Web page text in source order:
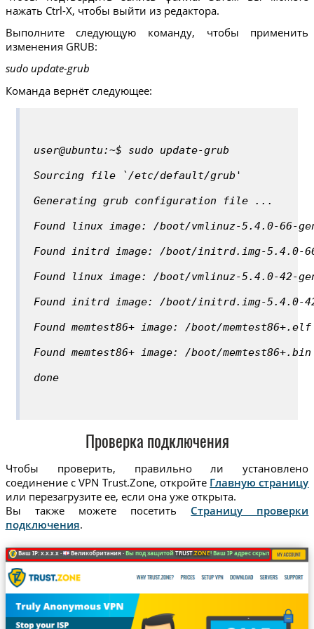
нажать Ctrl-X, чтобы выйти из редактора.
Выполните следующую команду, чтобы применить
изменения GRUB:
sudo update-grub
Команда вернёт следующее:
user@ubuntu:~$ sudo update-grub
Sourcing file `/etc/default/grub'
Generating grub configuration file ...
Found linux image: /boot/vmlinuz-5.4.0-66-
Found initrd image: /boot/initrd.img-5.4.0-
Found linux image: /boot/vmlinuz-5.4.0-42-
Found initrd image: /boot/initrd.img-5.4.0-
Found memtest86+ image: /boot/memtest86+.elf
Found memtest86+ image: /boot/memtest86+.bin
done
Проверка подключения
Чтобы проверить, правильно ли установлено
соединение с VPN Trust.Zone, откройте Главную страницу
или перезагрузите ее, если она уже открыта.
Вы также можете посетить Страницу проверки
подключения.
Ваш IP: x.x.x.x · Великобритания ·Вы под защитойTRUST.ZONE! Ваш IP адрес скрыт!